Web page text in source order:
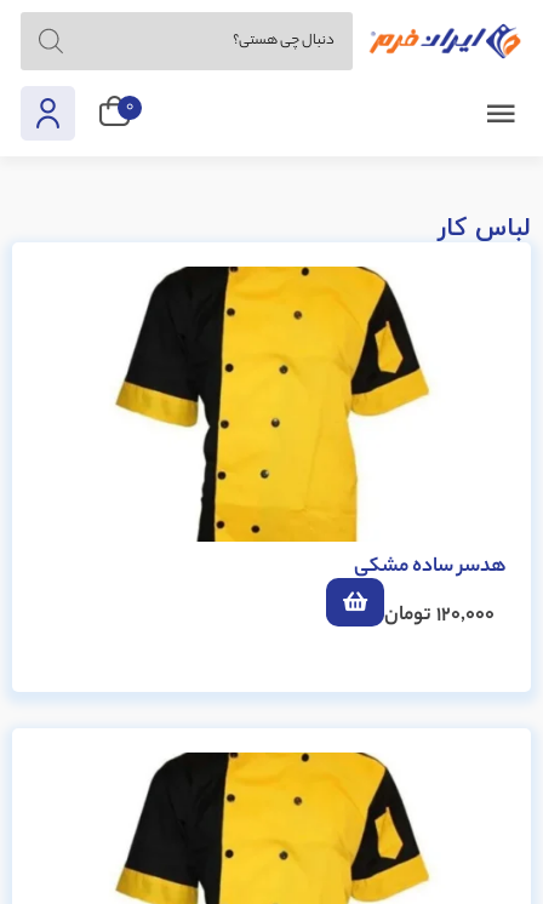
0
لباس کار
هدسر ساده مشکی
120,000تومان